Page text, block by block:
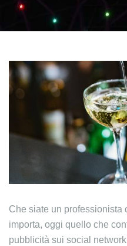
Che siate un
importa, oggi quello che
pubblicità sui social